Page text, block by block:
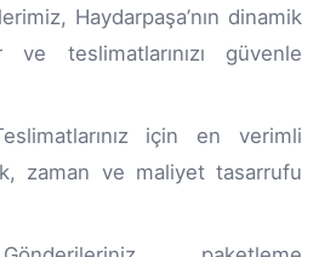
Haydarpaşa’nın dinamik
ve teslimatlarınızı güvenle
için en verimli
zaman ve maliyet tasarrufu